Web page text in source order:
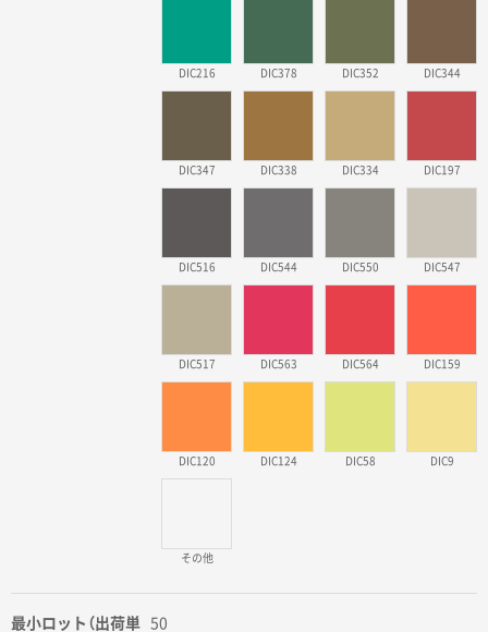
DIC216 DIC378 DIC352 DIC344
DIC347 DIC338 DIC334 DIC197
DIC516 DIC544 DIC550 DIC547
DIC517 DIC563 DIC564 DIC159
DIC120 DIC124 DIC58 DIC9
その他
最小ロット（出荷単
50